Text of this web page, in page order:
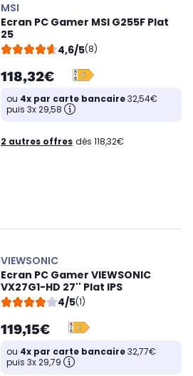
MSI
Ecran PC Gamer MSI G255F Plat
25
4,6/5(8)
118,32€
ou 4x par carte bancaire32,54€
puis 3x 29,58
2 autres offres dès 118,32€
VIEWSONIC
Ecran PC Gamer VIEWSONIC
VX27G1-HD 27'' Plat IPS
4/5(1)
119,15€
ou 4x par carte bancaire32,77€
puis 3x 29,79